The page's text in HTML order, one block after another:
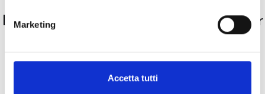
Marketing
Accetta tutti
La nostra selezione di prodotti scelti per